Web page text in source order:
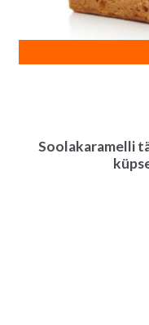
Soolakaramelli